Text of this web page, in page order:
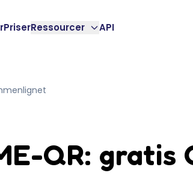
PriserRessourcer API
QR: gratis